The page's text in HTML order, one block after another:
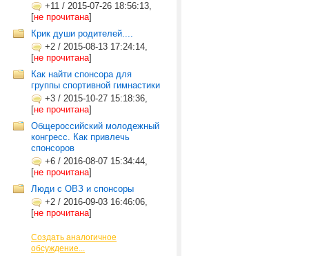
+11 / 2015-07-26 18:56:13,
[не прочитана]
Крик души родителей....
+2 / 2015-08-13 17:24:14,
[не прочитана]
Как найти спонсора для
группы спортивной гимнастики
+3 / 2015-10-27 15:18:36,
[не прочитана]
Общероссийский молодежный
конгресс. Как привлечь
спонсоров
+6 / 2016-08-07 15:34:44,
[не прочитана]
Люди с ОВЗ и спонсоры
+2 / 2016-09-03 16:46:06,
[не прочитана]
Создать аналогичное
обсуждение...